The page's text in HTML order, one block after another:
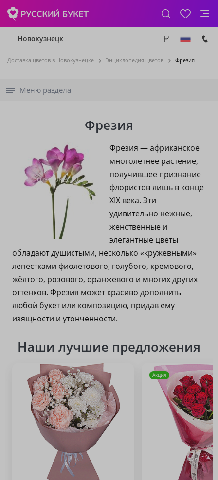
Новокузнецк
Доставка цветов в Новокузнецке Энциклопедия цветов Фрезия
Меню раздела
Фрезия
Фрезия — африканское
многолетнее растение,
получившее признание
флористов лишь в конце
XIX века. Эти
удивительно нежные,
женственные и
элегантные цветы
обладают душистыми, несколько «кружевными»
лепестками фиолетового, голубого, кремового,
жёлтого, розового, оранжевого и многих других
оттенков. Фрезия может красиво дополнить
любой букет или композицию, придав ему
изящности и утонченности.
Наши лучшие предложения
Акция